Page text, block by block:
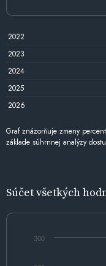
2022
2023
2024
2025
2026
Graf znázorňuje zmeny
základe súhrnnej analýzy
Súčet všetkých
300